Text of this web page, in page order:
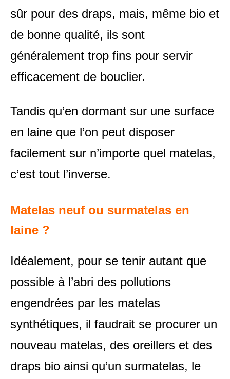
sûr pour des draps, mais, même bio et
de bonne qualité, ils sont
généralement trop fins pour servir
efficacement de bouclier.
Tandis qu’en dormant sur une surface
en laine que l’on peut disposer
facilement sur n’importe quel matelas,
c’est tout l’inverse.
Matelas neuf ou surmatelas en
laine ?
Idéalement, pour se tenir autant que
possible à l’abri des pollutions
engendrées par les matelas
synthétiques, il faudrait se procurer un
nouveau matelas, des oreillers et des
draps bio ainsi qu’un surmatelas, le